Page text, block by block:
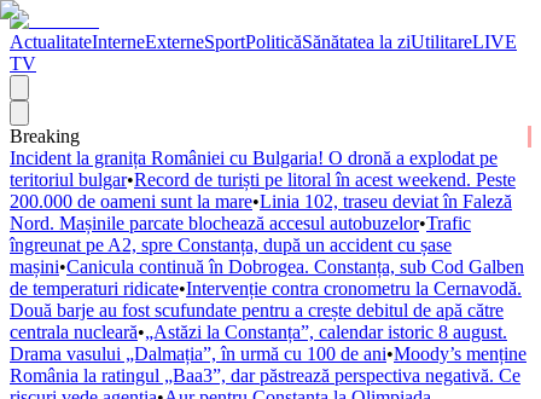
ActualitateInterneExterneSportPoliticăSănătatea la ziUtilitareLIVE
TV
Breaking
Incident la granița României cu Bulgaria! O dronă a explodat pe
teritoriul bulgar•Record de turiști pe litoral în acest weekend. Peste
200.000 de oameni sunt la mare•Linia 102, traseu deviat în Faleză
Nord. Mașinile parcate blochează accesul autobuzelor•Trafic
îngreunat pe A2, spre Constanța, după un accident cu șase
mașini•Canicula continuă în Dobrogea. Constanța, sub Cod Galben
de temperaturi ridicate•Intervenție contra cronometru la Cernavodă.
Două barje au fost scufundate pentru a crește debitul de apă către
centrala nucleară•„Astăzi la Constanța”, calendar istoric 8 august.
Drama vasului „Dalmația”, în urmă cu 100 de ani•Moody’s menține
România la ratingul „Baa3”, dar păstrează perspectiva negativă. Ce